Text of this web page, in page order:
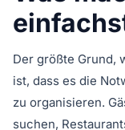
Der größte Grund,
ist, dass es die
zu organisieren.
suchen,